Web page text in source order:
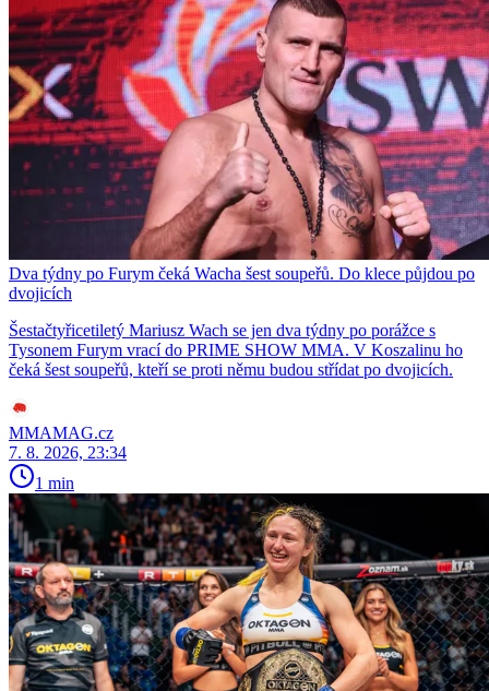
Dva týdny po Furym čeká Wacha šest soupeřů. Do klece půjdou po
dvojicích
Šestačtyřicetiletý Mariusz Wach se jen dva týdny po porážce s
Tysonem Furym vrací do PRIME SHOW MMA. V Koszalinu ho
čeká šest soupeřů, kteří se proti němu budou střídat po dvojicích.
MMAMAG.cz
7. 8. 2026, 23:34
1 min